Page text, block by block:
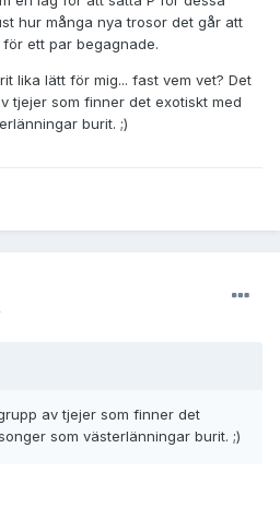
hur många nya trosor det går att
ett par begagnade.
lika lätt för mig... fast vem vet? Det
tjejer som finner det exotiskt med
burit. ;)
av tjejer som finner det
som västerlänningar burit. ;)